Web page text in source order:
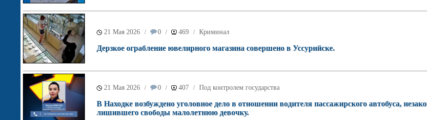
21 Мая 2026 / 0 / 469 / Криминал
Дерзкое ограбление ювелирного магазина совершено в Уссурийске.
21 Мая 2026 / 0 / 407 / Под контролем государства
В Находке возбуждено уголовное дело в отношении водителя пассажирского автобуса,
лишившего свободы малолетнюю девочку.